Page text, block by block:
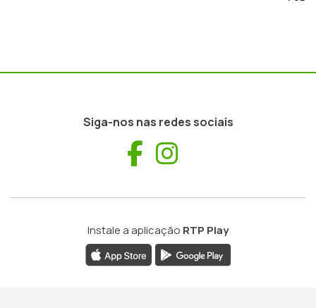
Siga-nos nas redes sociais
Facebook
Instale a aplicação RTP Play